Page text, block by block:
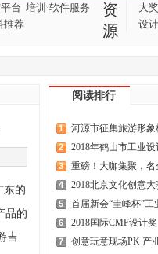
台 培训·软件服务
推荐
资
源
大
设
东的
品的
吉
阅读排行
1 河源市征集旅游形象
2 2018年鹤山市工业
3 重磅！大咖集聚，名
4 2018北京文化创意
5 首届新会“圭峰杯”
6 2018国际CMF设计
7 创意玩意现场PK 产